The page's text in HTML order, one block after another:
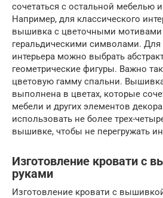
сочетаться с остальной мебелью
Например, для классического
вышивка с цветочными мотивами
геральдическими символами. Для
интерьера можно выбрать
геометрические фигуры. Важно
цветовую гамму спальни.
выполнена в цветах, которые
мебели и других элементов
использовать не более трех-
вышивке, чтобы не перегружать
Изготовление кровати с
руками
Изготовление кровати с